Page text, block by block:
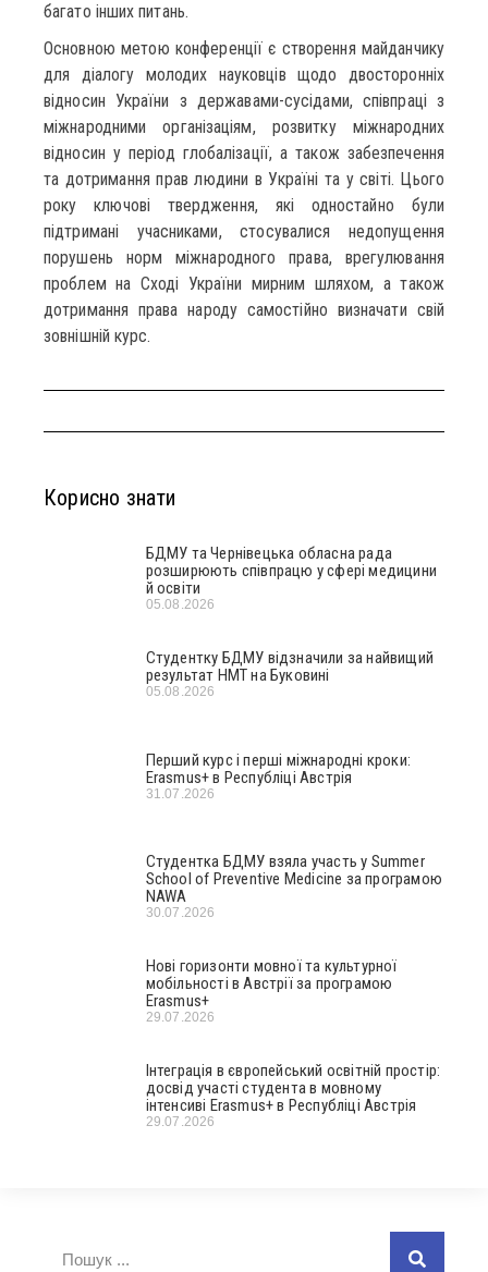
багато інших питань.
Основною метою конференції є створення майданчику
для діалогу молодих науковців щодо двосторонніх
відносин України з державами-сусідами, співпраці з
міжнародними організаціям, розвитку міжнародних
відносин у період глобалізації, а також забезпечення
та дотримання прав людини в Україні та у світі. Цього
року ключові твердження, які одностайно були
підтримані учасниками, стосувалися недопущення
порушень норм міжнародного права, врегулювання
проблем на Сході України мирним шляхом, а також
дотримання права народу самостійно визначати свій
зовнішній курс.
Корисно знати
БДМУ та Чернівецька обласна рада
розширюють співпрацю у сфері медицини
й освіти
05.08.2026
Студентку БДМУ відзначили за найвищий
результат НМТ на Буковині
05.08.2026
Перший курс і перші міжнародні кроки:
Erasmus+ в Республіці Австрія
31.07.2026
Студентка БДМУ взяла участь у Summer
School of Preventive Medicine за програмою
NAWA
30.07.2026
Нові горизонти мовної та культурної
мобільності в Австрії за програмою
Erasmus+
29.07.2026
Інтеграція в європейський освітній простір:
досвід участі студента в мовному
інтенсиві Erasmus+ в Республіці Австрія
29.07.2026